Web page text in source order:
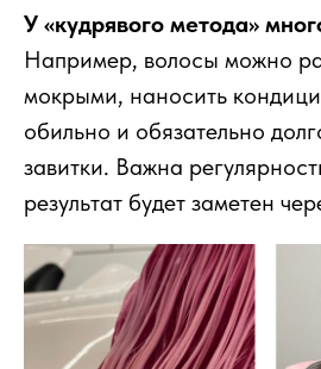
У «кудрявого метода»
Например, волосы можно
мокрыми, наносить
обильно и обязательно
завитки. Важна
результат будет заметен